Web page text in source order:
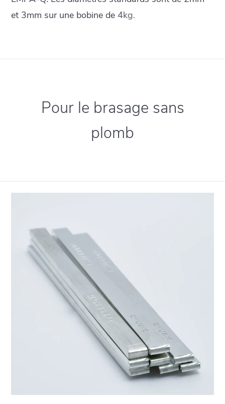
et 3mm sur une bobine de 4kg.
Pour le brasage sans
plomb